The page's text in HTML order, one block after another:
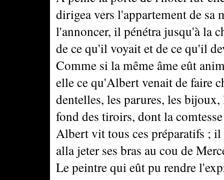
dirigea vers l'appartement de sa
l'annoncer, il pénétra jusqu'à la
de ce qu'il voyait et de ce qu'il
Comme si la même âme eût
elle ce qu'Albert venait de faire
dentelles, les parures, les
fond des tiroirs, dont la
Albert vit tous ces préparatifs ;
alla jeter ses bras au cou de
Le peintre qui eût pu rendre